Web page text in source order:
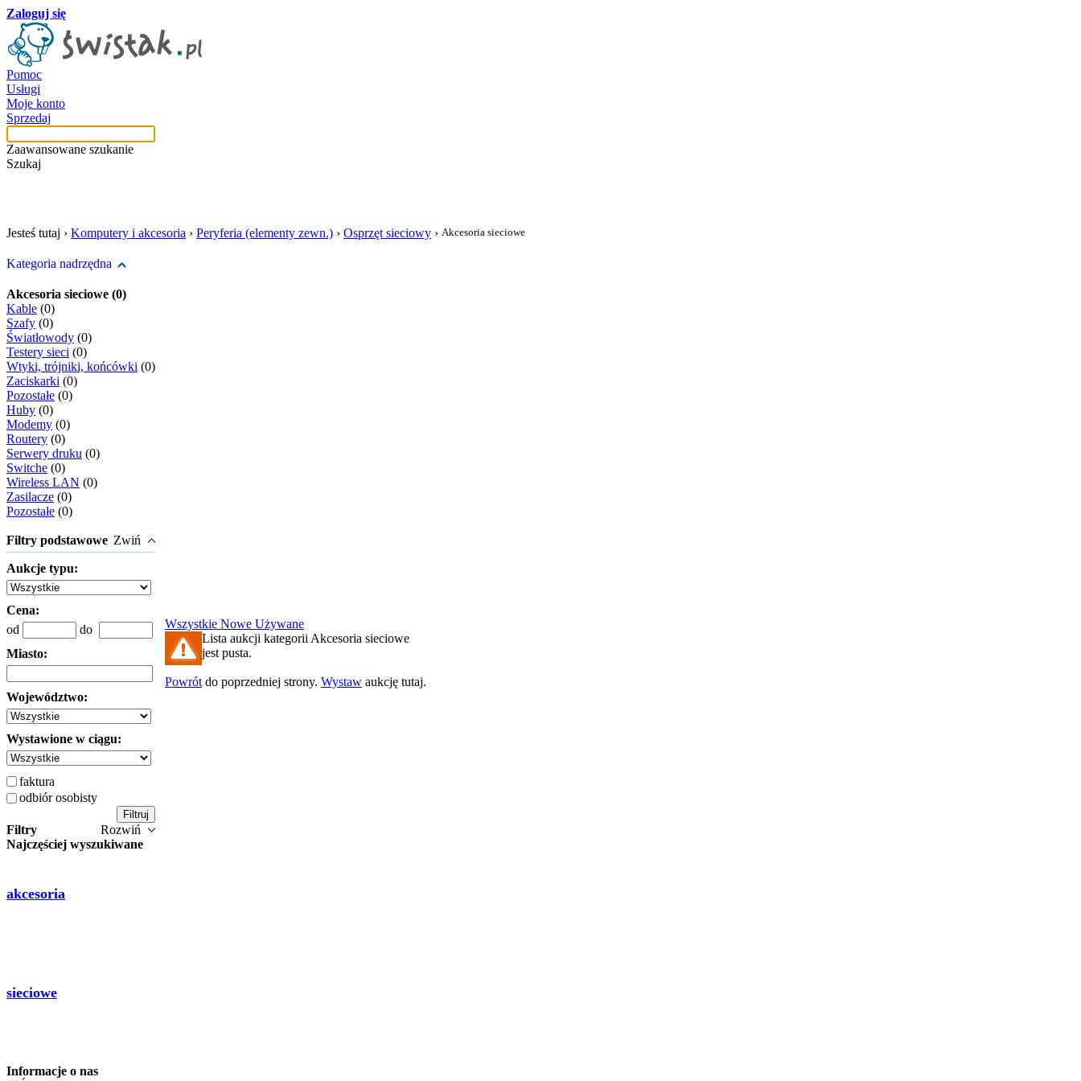
Zaloguj się
Pomoc
Usługi
Moje konto
Sprzedaj
Zaawansowane szukanie
Szukaj
Jesteś tutaj › Komputery i akcesoria › Peryferia (elementy zewn.) › Osprzęt sieciowy › Akcesoria sieciowe
Kategoria nadrzędna
Akcesoria sieciowe (0)
Kable (0)
Szafy (0)
Światłowody (0)
Testery sieci (0)
Wtyki, trójniki, końcówki (0)
Zaciskarki (0)
Pozostałe (0)
Huby (0)
Modemy (0)
Routery (0)
Serwery druku (0)
Switche (0)
Wireless LAN (0)
Zasilacze (0)
Pozostałe (0)
Filtry podstawowe Zwiń
Aukcje typu:
Cena:
od
do
Miasto:
Województwo:
Wystawione w ciągu:
faktura
odbiór osobisty
Filtry
Rozwiń
Najczęściej wyszukiwane
akcesoria
sieciowe
Wszystkie Nowe Używane
Lista aukcji kategorii Akcesoria sieciowe
jest pusta.
Powrót do poprzedniej strony. Wystaw aukcję tutaj.
Informacje o nas